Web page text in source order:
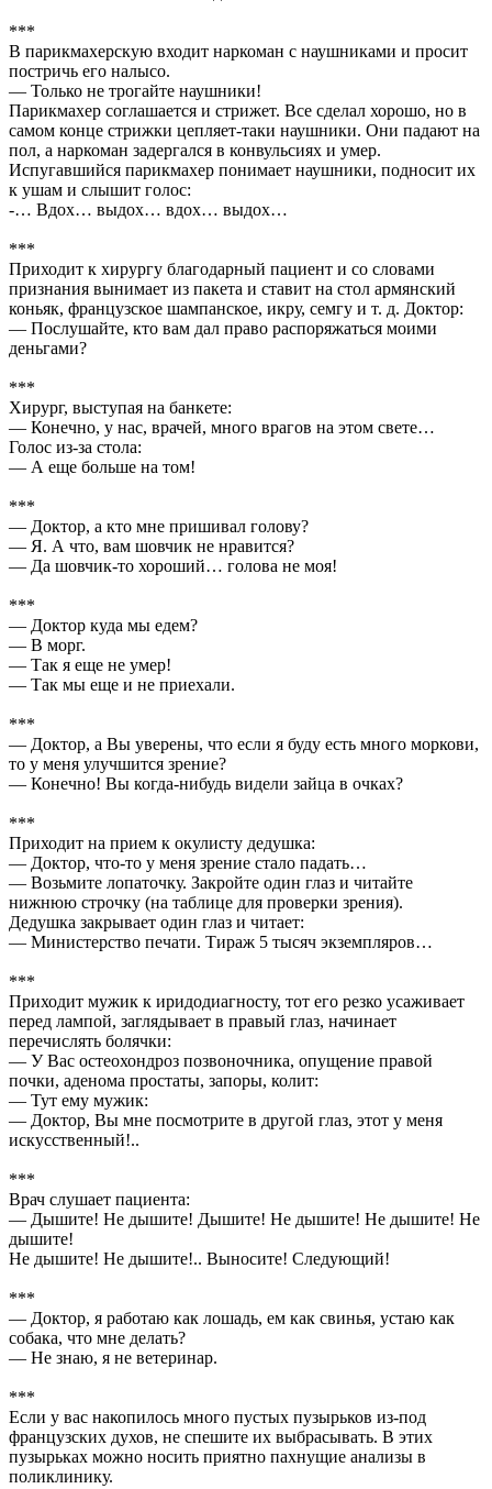
***
В парикмахерскую входит наркоман с наушниками и просит
постричь его налысо.
— Только не трогайте наушники!
Парикмахер соглашается и стрижет. Все сделал хорошо, но в
самом конце стрижки цепляет-таки наушники. Они падают на
пол, а наркоман задергался в конвульсиях и умер.
Испугавшийся парикмахер понимает наушники, подносит их
к ушам и слышит голос:
-… Вдох… выдох… вдох… выдох…
***
Приходит к хирургу благодарный пациент и со словами
признания вынимает из пакета и ставит на стол армянский
коньяк, французское шампанское, икру, семгу и т. д. Доктор:
— Послушайте, кто вам дал право распоряжаться моими
деньгами?
***
Хирург, выступая на банкете:
— Конечно, у нас, врачей, много врагов на этом свете…
Голос из-за стола:
— А еще больше на том!
***
— Доктор, а кто мне пришивал голову?
— Я. А что, вам шовчик не нравится?
— Да шовчик-то хороший… голова не моя!
***
— Доктор куда мы едем?
— В морг.
— Так я еще не умер!
— Так мы еще и не приехали.
***
— Доктор, а Вы уверены, что если я буду есть много моркови,
то у меня улучшится зрение?
— Конечно! Вы когда-нибудь видели зайца в очках?
***
Приходит на прием к окулисту дедушка:
— Доктор, что-то у меня зрение стало падать…
— Возьмите лопаточку. Закройте один глаз и читайте
нижнюю строчку (на таблице для проверки зрения).
Дедушка закрывает один глаз и читает:
— Министерство печати. Тираж 5 тысяч экземпляров…
***
Приходит мужик к иридодиагносту, тот его резко усаживает
перед лампой, заглядывает в правый глаз, начинает
перечислять болячки:
— У Вас остеохондроз позвоночника, опущение правой
почки, аденома простаты, запоры, колит:
— Тут ему мужик:
— Доктор, Вы мне посмотрите в другой глаз, этот у меня
искусственный!..
***
Врач слушает пациента:
— Дышите! Не дышите! Дышите! Не дышите! Не дышите! Не
дышите!
Не дышите! Не дышите!.. Выносите! Следующий!
***
— Доктор, я работаю как лошадь, ем как свинья, устаю как
собака, что мне делать?
— Не знаю, я не ветеринар.
***
Если у вас накопилось много пустых пузырьков из-под
французских духов, не спешите их выбрасывать. В этих
пузырьках можно носить приятно пахнущие анализы в
поликлинику.